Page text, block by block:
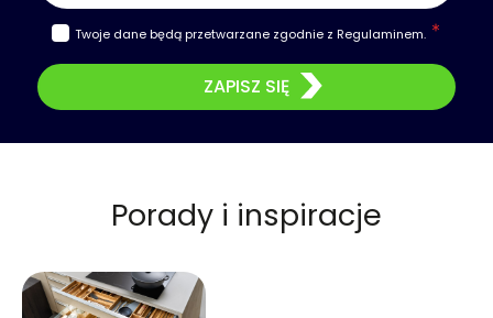
Twoje dane będą przetwarzane zgodnie z Regulaminem.
ZAPISZ SIĘ
Porady i inspiracje